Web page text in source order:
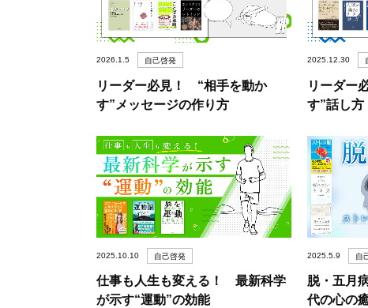
2026.1.5 自己啓発
リーダー必見！ “相手を動か
す”メッセージの作り方
2025.12.30
リーダー
す”話し方
2025.10.10 自己啓発
仕事も人生も変える！ 最新科学
が示す“運動”の効能
2025.5.9 自
脱・五月
代の心の